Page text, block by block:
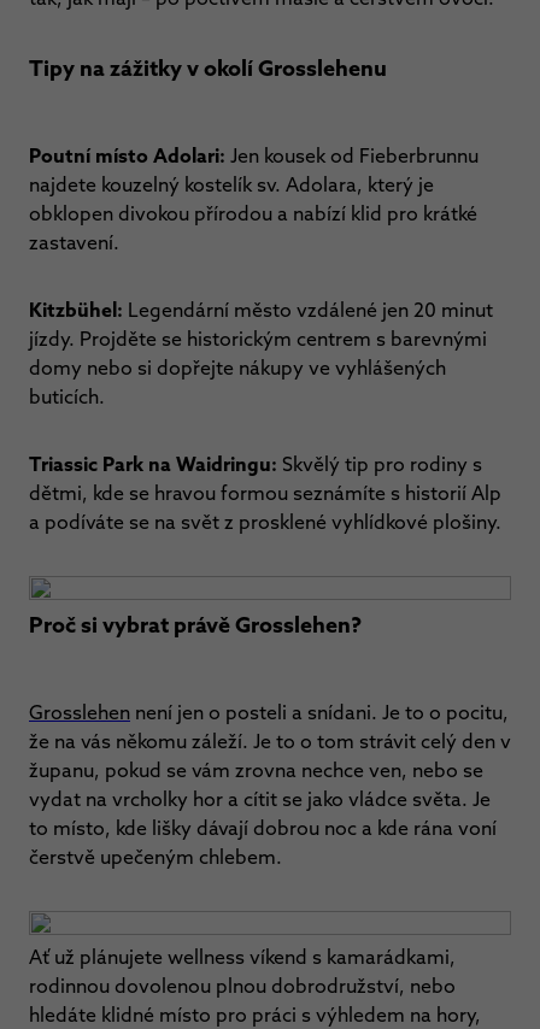
Tipy na zážitky v okolí Grosslehenu
Poutní místo Adolari: Jen kousek od Fieberbrunnu
najdete kouzelný kostelík sv. Adolara, který je
obklopen divokou přírodou a nabízí klid pro krátké
zastavení.
Kitzbühel: Legendární město vzdálené jen 20 minut
jízdy. Projděte se historickým centrem s barevnými
domy nebo si dopřejte nákupy ve vyhlášených
buticích.
Triassic Park na Waidringu: Skvělý tip pro rodiny s
dětmi, kde se hravou formou seznámíte s historií Alp
a podíváte se na svět z prosklené vyhlídkové plošiny.
Proč si vybrat právě Grosslehen?
Grosslehen není jen o posteli a snídani. Je to o pocitu,
že na vás někomu záleží. Je to o tom strávit celý den v
županu, pokud se vám zrovna nechce ven, nebo se
vydat na vrcholky hor a cítit se jako vládce světa. Je
to místo, kde lišky dávají dobrou noc a kde rána voní
čerstvě upečeným chlebem.
Ať už plánujete wellness víkend s kamarádkami,
rodinnou dovolenou plnou dobrodružství, nebo
hledáte klidné místo pro práci s výhledem na hory,